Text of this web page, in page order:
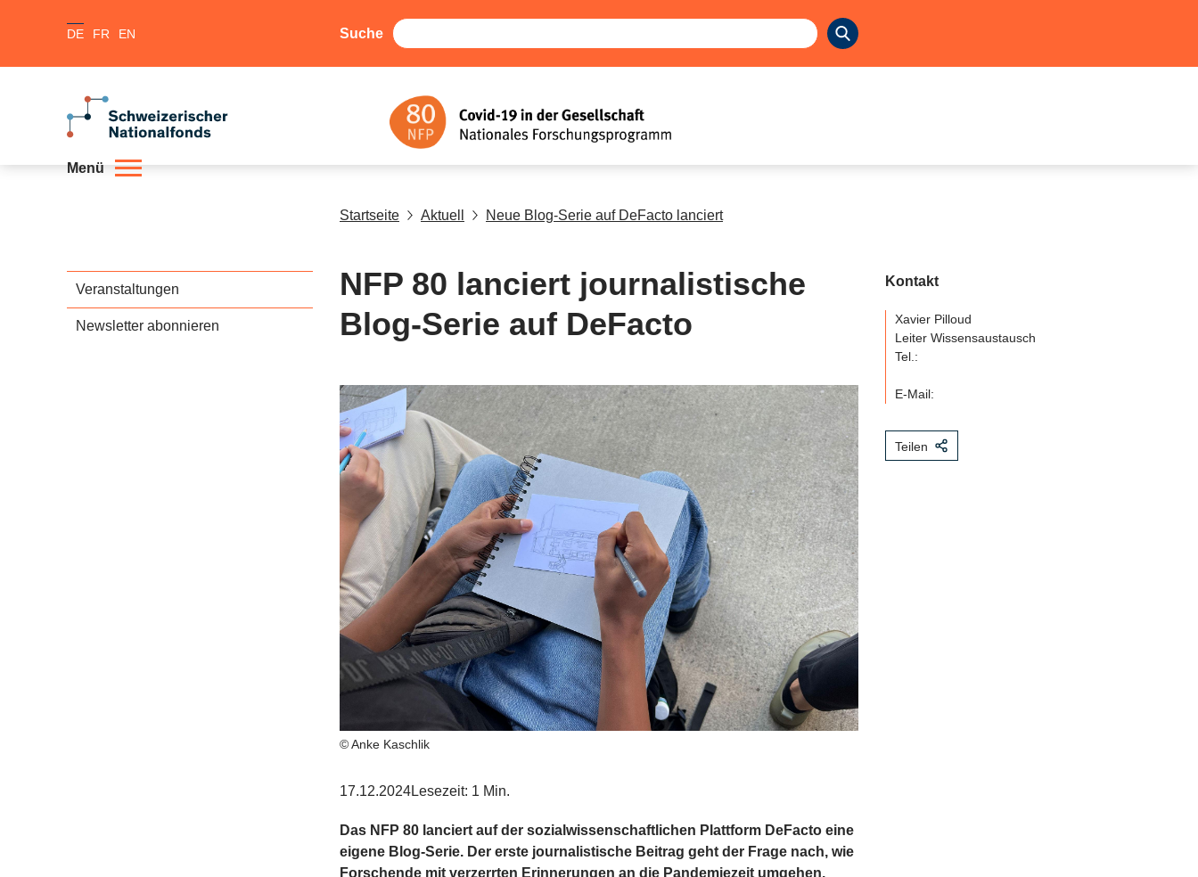
DE FR EN Suche
Menü
Startseite Aktuell Neue Blog-Serie auf DeFacto lanciert
Veranstaltungen
Newsletter abonnieren
NFP 80 lanciert journalistische
Blog-Serie auf DeFacto
© Anke Kaschlik
17.12.2024Lesezeit: 1 Min.
Das NFP 80 lanciert auf der sozialwissenschaftlichen Plattform DeFacto eine
eigene Blog-Serie. Der erste journalistische Beitrag geht der Frage nach, wie
Forschende mit verzerrten Erinnerungen an die Pandemiezeit umgehen.
Kontakt
Xavier Pilloud
Leiter Wissensaustausch
Tel.:
E-Mail:
Teilen